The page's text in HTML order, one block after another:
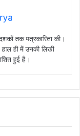
तक पत्रकारिता की।
ही में उनकी लिखी
हुई है।